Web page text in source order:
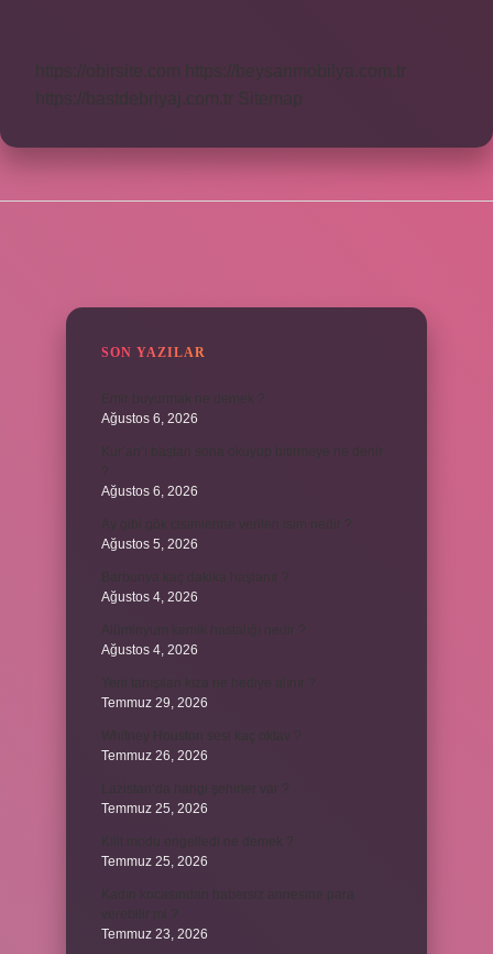
https://obirsite.com
https://beysanmobilya.com.tr
https://bastdebriyaj.com.tr Sitemap
SON YAZILAR
Ağustos 6, 2026
Kur’an’ı baştan sona okuyup bitirmeye ne denir
Ağustos 6, 2026
Ağustos 5, 2026
Ağustos 4, 2026
Ağustos 4, 2026
Temmuz 29, 2026
Temmuz 26, 2026
Temmuz 25, 2026
Temmuz 25, 2026
Temmuz 23, 2026